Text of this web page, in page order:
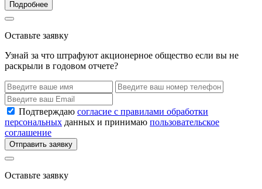
Подробнее
Оставьте заявку
Узнай за что штрафуют акционерное общество если вы не
раскрыли в годовом отчете?
Подтверждаю согласие с правилами обработки
персональных данных и принимаю пользовательское
соглашение
Отправить заявку
Оставьте заявку